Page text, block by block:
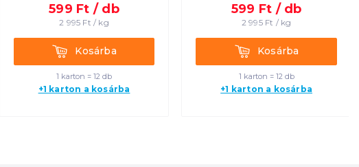
599 Ft / db
2 995 Ft / kg
KosárbaKosárba
1 karton = 12 db
+1 karton a kosárba
599 Ft / db
2 995Ft / kg
KosárbaKosárba
1 karton = 12 db
+1 karton a kosárba